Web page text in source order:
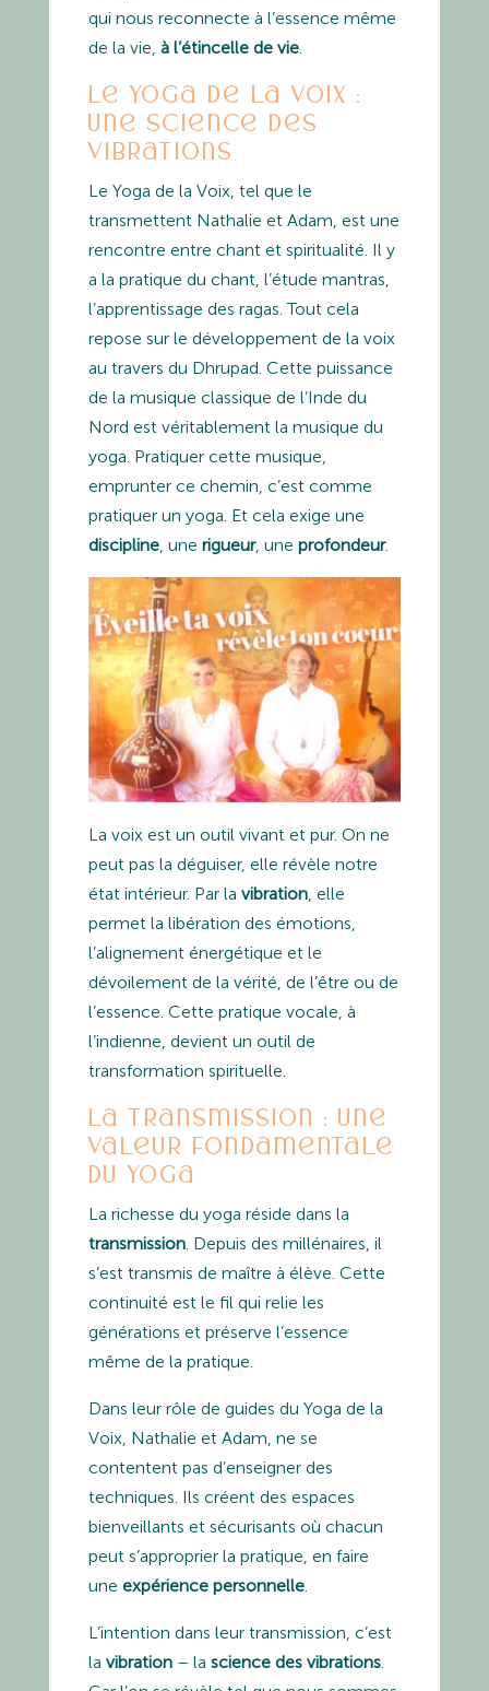
qui nous reconnecte à l’essence même
de la vie, à l’étincelle de vie.
Le Yoga de la Voix :
une science des
vibrations
Le Yoga de la Voix, tel que le
transmettent Nathalie et Adam, est une
rencontre entre chant et spiritualité. Il y
a la pratique du chant, l’étude mantras,
l’apprentissage des ragas. Tout cela
repose sur le développement de la voix
au travers du Dhrupad. Cette puissance
de la musique classique de l’Inde du
Nord est véritablement la musique du
yoga. Pratiquer cette musique,
emprunter ce chemin, c’est comme
pratiquer un yoga. Et cela exige une
discipline, une rigueur, une profondeur.
La voix est un outil vivant et pur. On ne
peut pas la déguiser, elle révèle notre
état intérieur. Par la vibration, elle
permet la libération des émotions,
l’alignement énergétique et le
dévoilement de la vérité, de l’être ou de
l’essence. Cette pratique vocale, à
l’indienne, devient un outil de
transformation spirituelle.
La transmission : une
valeur fondamentale
du yoga
La richesse du yoga réside dans la
transmission. Depuis des millénaires, il
s’est transmis de maître à élève. Cette
continuité est le fil qui relie les
générations et préserve l’essence
même de la pratique.
Dans leur rôle de guides du Yoga de la
Voix, Nathalie et Adam, ne se
contentent pas d’enseigner des
techniques. Ils créent des espaces
bienveillants et sécurisants où chacun
peut s’approprier la pratique, en faire
une expérience personnelle.
L’intention dans leur transmission, c’est
la vibration– la science des vibrations.